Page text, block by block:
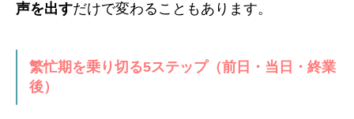
声を出すだけで変わることもあります。
繁忙期を乗り切る5ステップ（前日・当日・終業
後）